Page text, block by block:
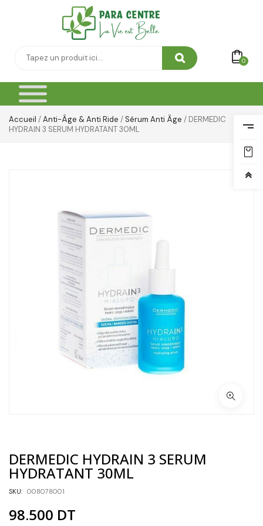
0
Accueil /Anti-Âge & Anti Ride /Sérum Anti Âge / DERMEDIC
HYDRAIN 3 SERUM HYDRATANT 30ML
DERMEDIC HYDRAIN 3 SERUM
HYDRATANT 30ML
SKU: 008078001
98.500 DT